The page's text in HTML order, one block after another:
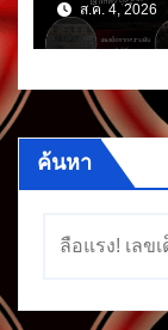
ส.ค. 4, 2026
ค้นหา